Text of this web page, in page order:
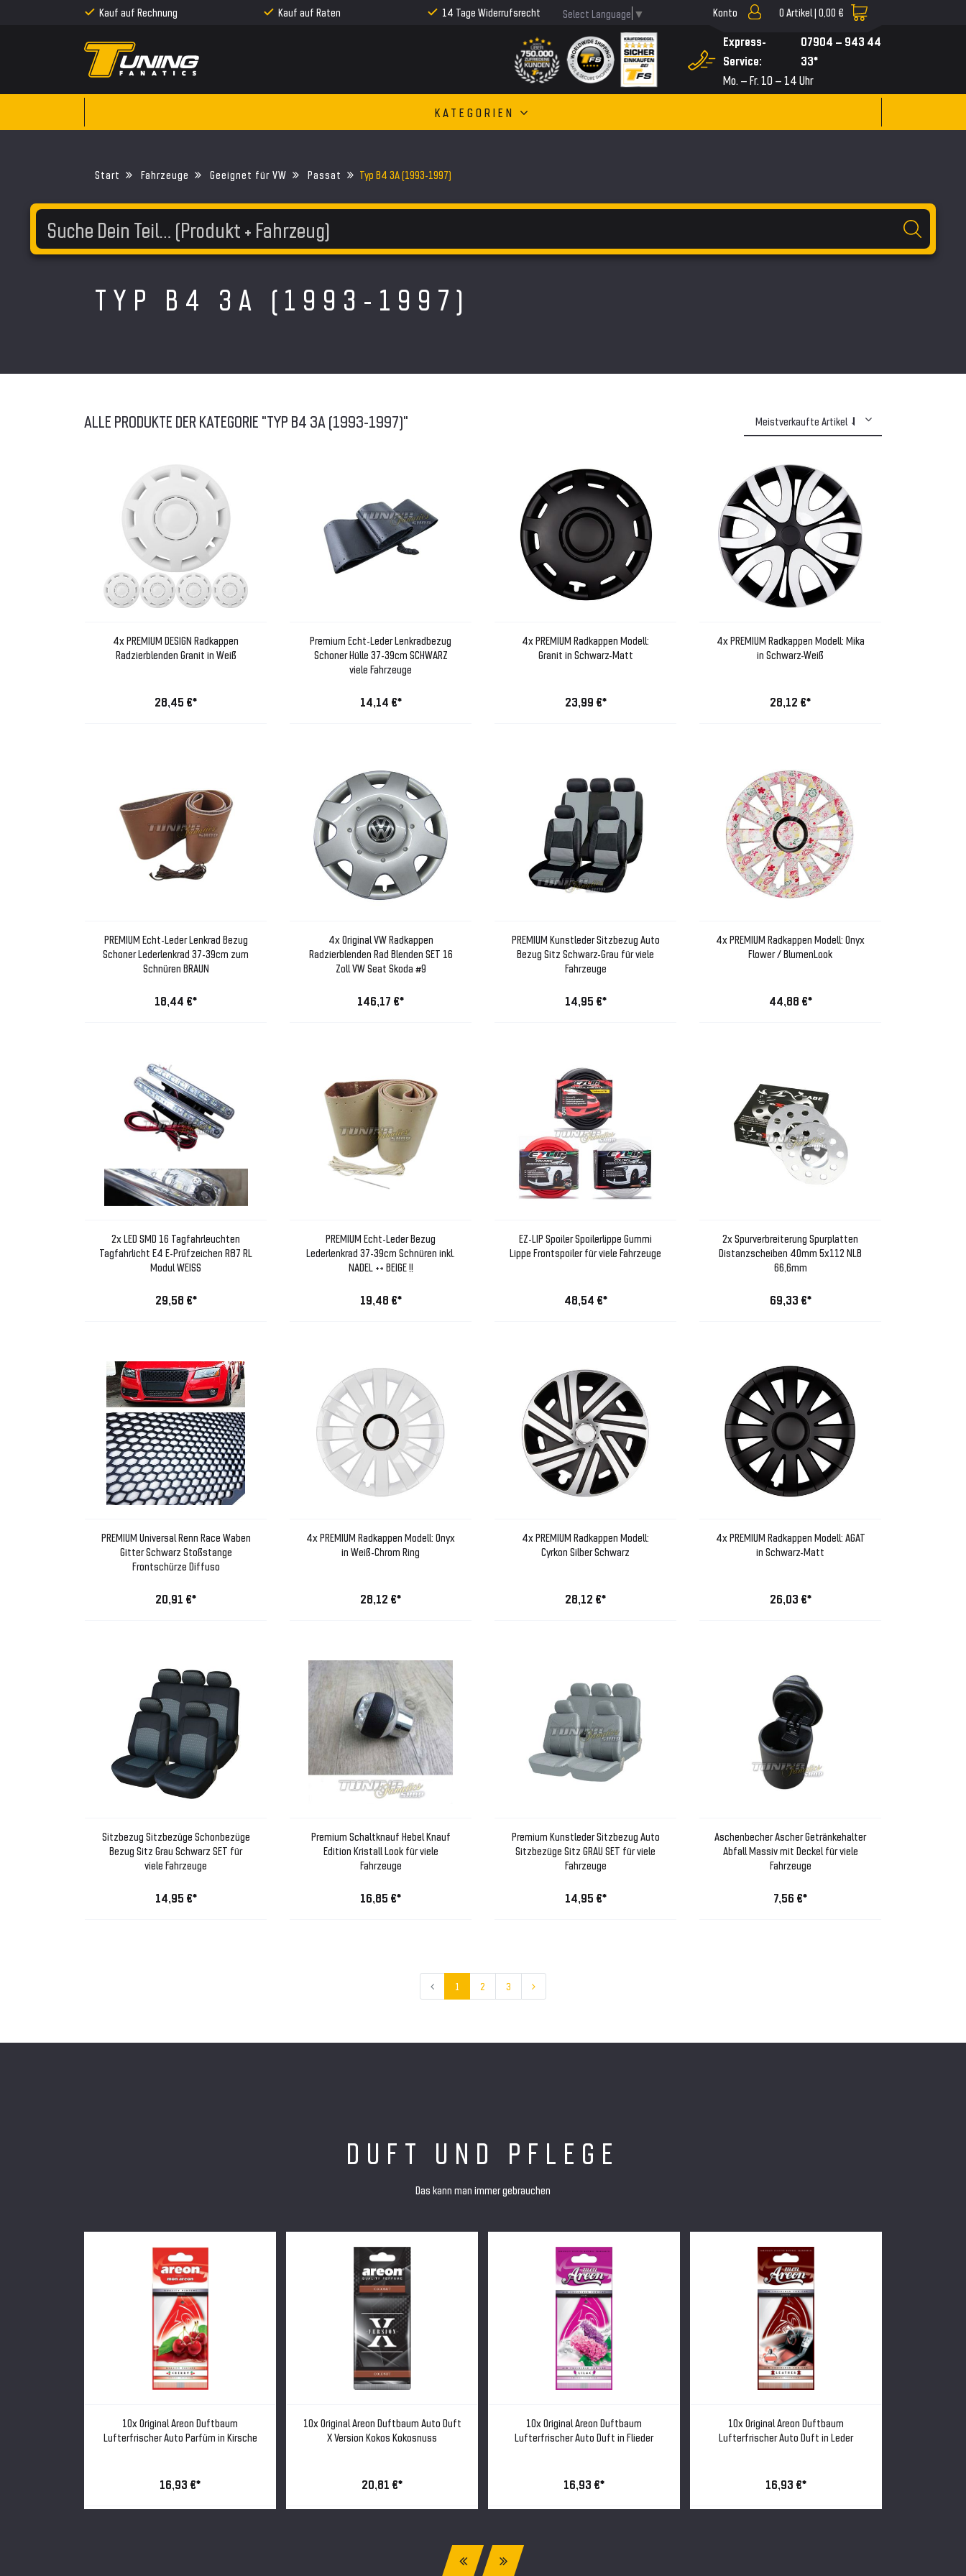
Kauf auf Rechnung Kauf auf Raten 14 Tage Widerrufsrecht Select Language ▼ Konto 0 Artikel | 0,00 €
Express-
Service:
07904 – 943 44
33*
Mo. – Fr. 10 – 14 Uhr
KATEGORIEN
Fahrzeuge Geeignet für VW Passat Typ B4 3A (1993-1997)
TYP B4 3A (1993-1997)
ALLE PRODUKTE DER KATEGORIE "TYP B4 3A (1993-1997)"
4x PREMIUM DESIGN Radkappen
Radzierblenden Granit in Weiß
28,45 €*
Premium Echt-Leder Lenkradbezug
Schoner Hülle 37-39cm SCHWARZ
viele Fahrzeuge
14,14 €*
4x PREMIUM Radkappen Modell:
Granit in Schwarz-Matt
23,99 €*
4x PREMIUM Radkappen Modell: Mika
in Schwarz-Weiß
28,12 €*
PREMIUM Echt-Leder Lenkrad Bezug
Schoner Lederlenkrad 37-39cm zum
Schnüren BRAUN
18,44 €*
4x Original VW Radkappen
Radzierblenden Rad Blenden SET 16
Zoll VW Seat Skoda #9
146,17 €*
PREMIUM Kunstleder Sitzbezug Auto
Bezug Sitz Schwarz-Grau für viele
Fahrzeuge
14,95 €*
4x PREMIUM Radkappen Modell: Onyx
Flower / BlumenLook
44,88 €*
2x LED SMD 16 Tagfahrleuchten
Tagfahrlicht E4 E-Prüfzeichen R87 RL
Modul WEISS
29,58 €*
PREMIUM Echt-Leder Bezug
Lederlenkrad 37-39cm Schnüren inkl.
NADEL ++ BEIGE !!
19,48 €*
EZ-LIP Spoiler Spoilerlippe Gummi
Lippe Frontspoiler für viele Fahrzeuge
48,54 €*
2x Spurverbreiterung Spurplatten
Distanzscheiben 40mm 5x112 NLB
66,6mm
69,33 €*
PREMIUM Universal Renn Race Waben
Gitter Schwarz Stoßstange
Frontschürze Diffuso
20,91 €*
4x PREMIUM Radkappen Modell: Onyx
in Weiß-Chrom Ring
28,12 €*
4x PREMIUM Radkappen Modell:
Cyrkon Silber Schwarz
28,12 €*
4x PREMIUM Radkappen Modell: AGAT
in Schwarz-Matt
26,03 €*
Sitzbezug Sitzbezüge Schonbezüge
Bezug Sitz Grau Schwarz SET für
viele Fahrzeuge
14,95 €*
Premium Schaltknauf Hebel Knauf
Edition Kristall Look für viele
Fahrzeuge
16,85 €*
Premium Kunstleder Sitzbezug Auto
Sitzbezüge Sitz GRAU SET für viele
Fahrzeuge
14,95 €*
Aschenbecher Ascher Getränkehalter
Abfall Massiv mit Deckel für viele
Fahrzeuge
7,56 €*
1 2 3
DUFT UND PFLEGE
Das kann man immer gebrauchen
10x Original Areon Duftbaum
Lufterfrischer Auto Parfüm in Kirsche
16,93 €*
10x Original Areon Duftbaum Auto Duft
X Version Kokos Kokosnuss
20,81 €*
10x Original Areon Duftbaum
Lufterfrischer Auto Duft in Flieder
16,93 €*
10x Original Areon Duftbaum
Lufterfrischer Auto Duft in Leder
16,93 €*